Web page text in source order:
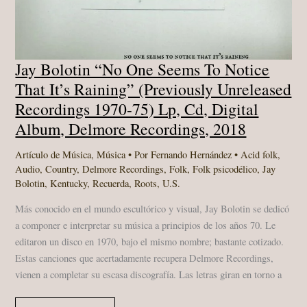
Jay Bolotin “No One Seems To Notice
That It’s Raining” (Previously Unreleased
Recordings 1970​-​75) Lp, Cd, Digital
Album, Delmore Recordings, 2018
Artículo de Música,Música• PorFernando Hernández•Acid folk,
Audio,Country,Delmore Recordings,Folk,Folk psicodélico,Jay
Bolotin,Kentucky,Recuerda,Roots,U.S.
Más conocido en el mundo escultórico y visual, Jay Bolotin se dedicó
a componer e interpretar su música a principios de los años 70. Le
editaron un disco en 1970, bajo el mismo nombre; bastante cotizado.
Estas canciones que acertadamente recupera Delmore Recordings,
vienen a completar su escasa discografía. Las letras giran en torno a